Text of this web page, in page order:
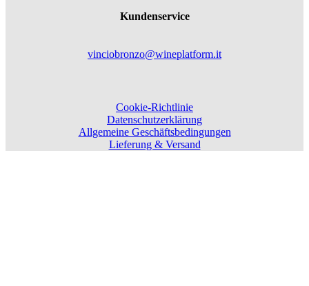
Kundenservice
vinciobronzo@wineplatform.it
Cookie-Richtlinie
Datenschutzerklärung
Allgemeine Geschäftsbedingungen
Lieferung & Versand